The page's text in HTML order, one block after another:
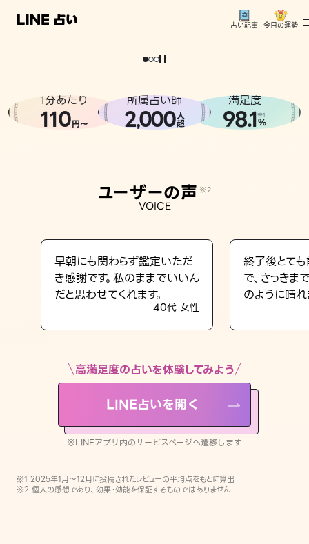
占い記事 今日の運勢
相談事例
LINE占いを開く
※LINEアプリ内のサービスページへ遷移します
どうせなら
。
1分あたり
110円〜
所属占い師
2,000人
超
満足度
98.1※1
%
ユーザーの声 ※2
VOICE
早朝にも関わらず鑑定いただ
き感謝です。私のままでいいん
だと思わせてくれます。
40代 女性
終了後とて
で、さっき
のように晴れ
高満足度の占いを体験してみよう
LINE占いを開く
※LINEアプリ内のサービスページへ遷移します
※1 2025年1月〜12月に投稿されたレビューの平均点をもとに算出
※2 個人の感想であり、効果・効能を保証するものではありません